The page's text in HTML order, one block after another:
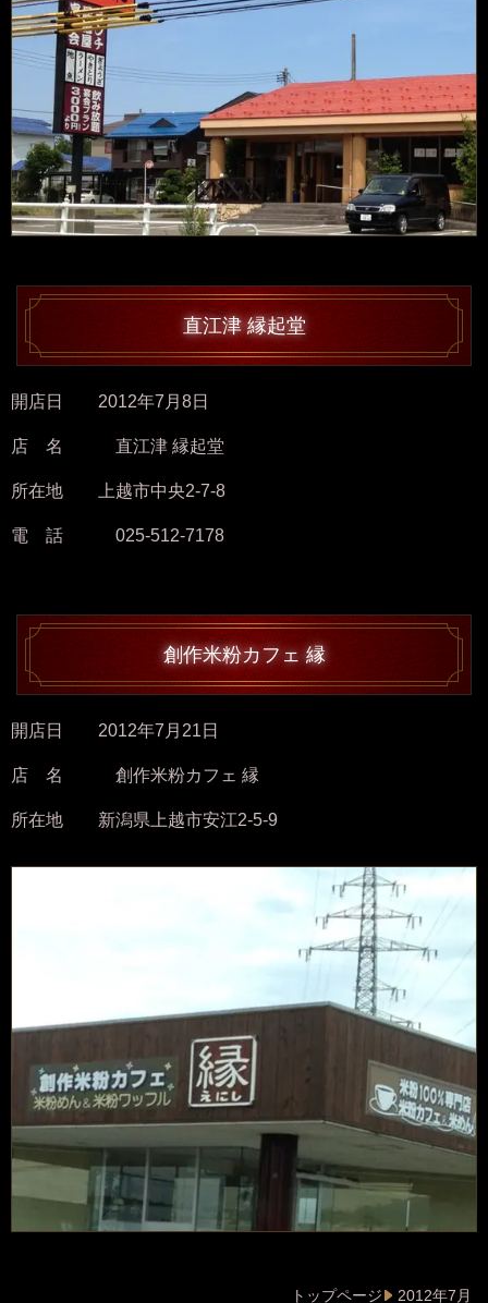
直江津 縁起堂
開店日 2012年7月8日
店 名 直江津 縁起堂
所在地 上越市中央2-7-8
電 話 025-512-7178
創作米粉カフェ 縁
開店日 2012年7月21日
店 名 創作米粉カフェ 縁
所在地 新潟県上越市安江2-5-9
トップページ 2012年7月